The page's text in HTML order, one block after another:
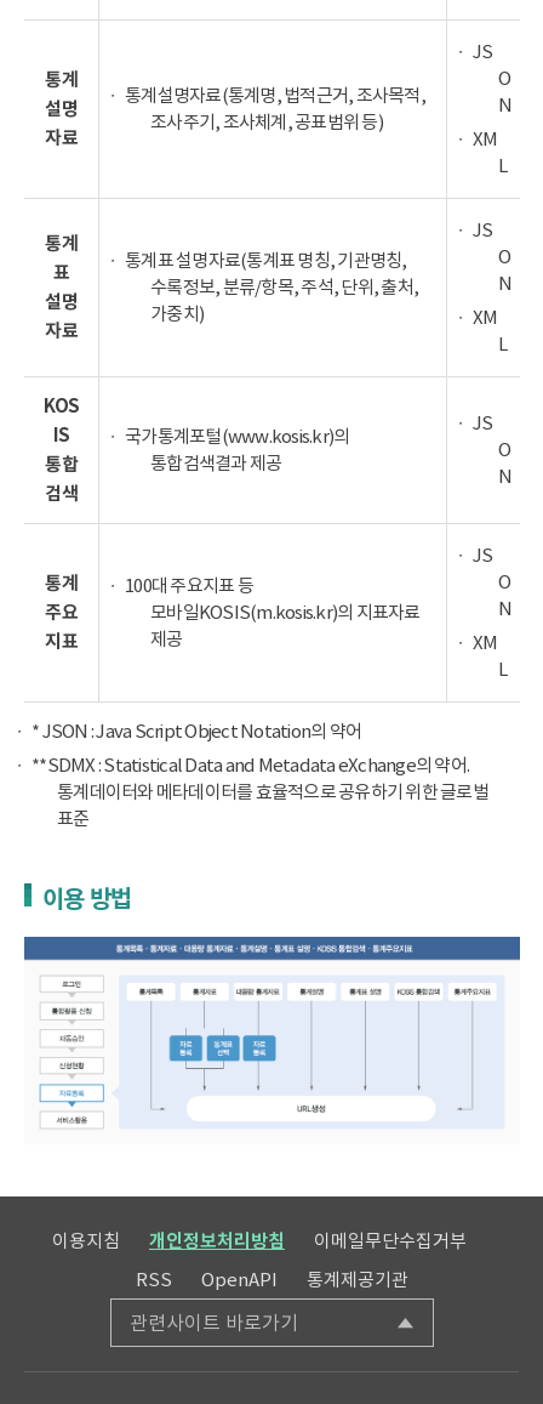
통계
설명
자료
통계설명자료(통계명, 법적근거, 조사목적,
조사주기, 조사체계, 공표범위 등)
JS
O
N
XM
L
통계
표
설명
자료
통계표 설명자료(통계표 명칭, 기관명칭,
수록정보, 분류/항목, 주석, 단위, 출처,
가중치)
JS
O
N
XM
L
KOS
IS
통합
검색
국가통계포털(www.kosis.kr)의
통합검색결과 제공
JS
O
N
통계
주요
지표
100대 주요지표 등
모바일KOSIS(m.kosis.kr)의 지표자료
제공
JS
O
N
XM
L
* JSON : Java Script Object Notation의 약어
**SDMX : Statistical Data and Metadata eXchange의 약어.
통계데이터와 메타데이터를 효율적으로 공유하기 위한 글로벌
표준
이용 방법
이용지침 개인정보처리방침
이메일무단수집거부
RSS
OpenAPI 통계제공기관
관련사이트 바로가기